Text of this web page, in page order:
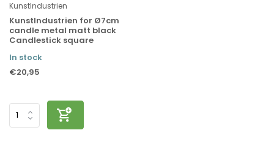
KunstIndustrien
KunstIndustrien for Ø7cm
candle metal matt black
Candlestick square
In stock
€20,95